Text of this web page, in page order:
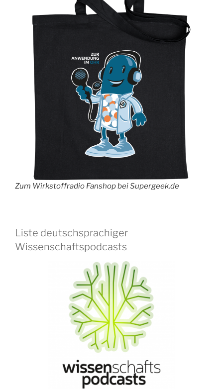
Zum Wirkstoffradio Fanshop bei Supergeek.de
Liste deutschsprachiger
Wissenschaftspodcasts